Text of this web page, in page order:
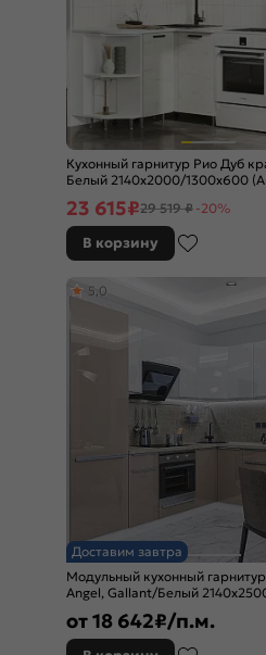
Кухонный гарнитур Рио Дуб
Белый 2140x2000/1300x600
23 615₽29 519 ₽ -20%
В корзину
Доставим завтра
Модульный кухонный
Angel, Gallant/Белый
5,0
от18 642₽/п.м.